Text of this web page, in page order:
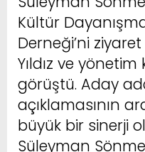
Kültür
Derneği’ni
Yıldız ve
görüştü. Aday
açıklamasının
büyük bir sinerji
Süleyman